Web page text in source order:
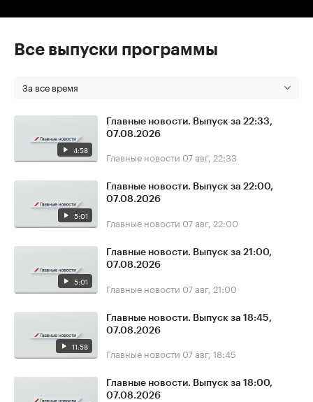
Все выпуски программы
За все время
4:58
Главные новости. Выпуск за 22:33,
07.08.2026
Главные новости 07 авг, 22:33
5:01
Главные новости. Выпуск за 22:00,
07.08.2026
Главные новости 07 авг, 22:00
5:01
Главные новости. Выпуск за 21:00,
07.08.2026
Главные новости 07 авг, 21:00
11:58
Главные новости. Выпуск за 18:45,
07.08.2026
Главные новости 07 авг, 18:45
Главные новости. Выпуск за 18:00,
07.08.2026